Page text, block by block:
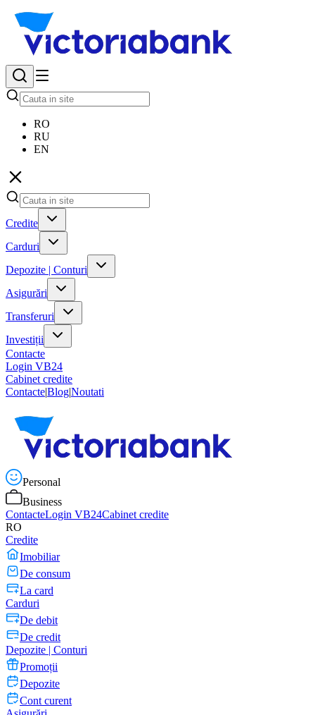
RO
RU
EN
Credite
Carduri
Depozite | Conturi
Asigurări
Transferuri
Investiții
Contacte
Login VB24
Cabinet credite
Contacte|Blog|Noutati
Personal
Business
ContacteLogin VB24Cabinet credite
RO
Credite
Imobiliar
De consum
La card
Carduri
De debit
De credit
Depozite | Conturi
Promoții
Depozite
Cont curent